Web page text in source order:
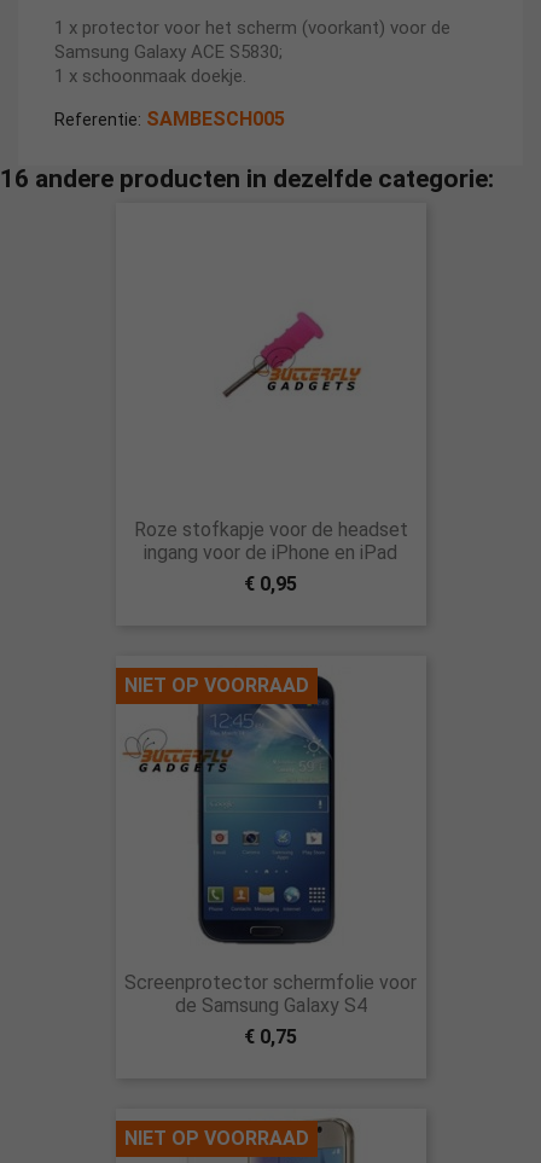
1 x protector voor het scherm (voorkant) voor de
Samsung Galaxy ACE S5830;
1 x schoonmaak doekje.
Referentie: SAMBESCH005
16 andere producten in dezelfde categorie:
Roze stofkapje voor de headset
ingang voor de iPhone en iPad
€ 0,95
Screenprotector schermfolie voor
de Samsung Galaxy S4
€ 0,75
NIET OP VOORRAAD
NIET OP VOORRAAD